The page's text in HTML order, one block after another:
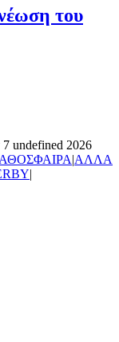
του
undefined 2026
|ΑΛΛΑ
|